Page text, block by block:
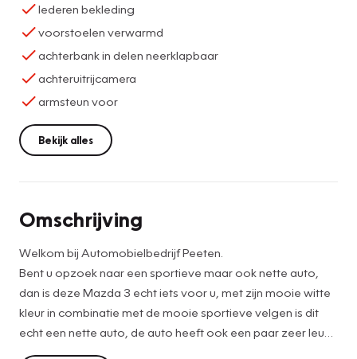
lederen bekleding
voorstoelen verwarmd
achterbank in delen neerklapbaar
achteruitrijcamera
armsteun voor
Bekijk alles
Omschrijving
Welkom bij Automobielbedrijf Peeten.
Bent u opzoek naar een sportieve maar ook nette auto,
dan is deze Mazda 3 echt iets voor u, met zijn mooie witte
kleur in combinatie met de mooie sportieve velgen is dit
echt een nette auto, de auto heeft ook een paar zeer leuke
opties zo heeft de auto O.A. leren bekleding, licht en regen